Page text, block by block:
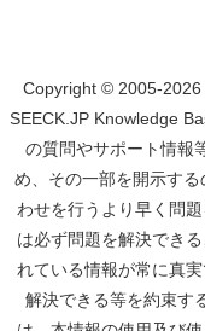
Copyright © 2005-2026
SEECK.JP Knowledge
の質問やサポート情報
め、その一部を開示す
わせを行うより早く問
は必ず問題を解決でき
れている情報が常に真
解決できる等を約束す